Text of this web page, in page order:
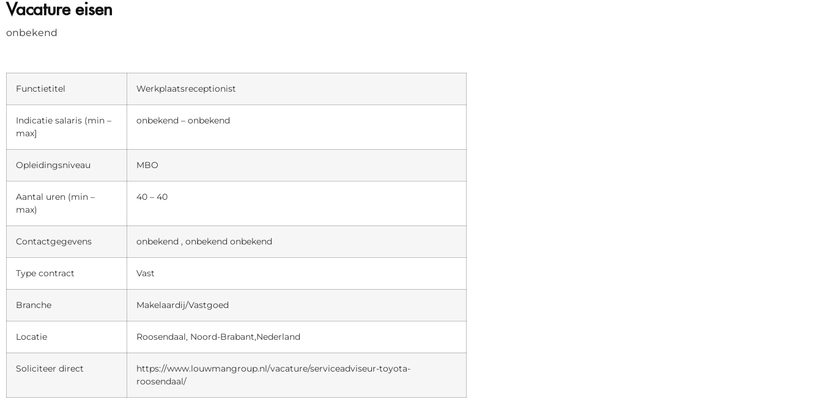
Vacature eisen
onbekend
Functietitel Werkplaatsreceptionist
Indicatie salaris (min –
max]
onbekend – onbekend
Opleidingsniveau MBO
Aantal uren (min –
max)
40 – 40
Contactgegevens onbekend , onbekend onbekend
Type contract Vast
Branche Makelaardij/Vastgoed
Locatie Roosendaal, Noord-Brabant,Nederland
Soliciteer direct
https://www.louwmangroup.nl/vacature/serviceadviseur-toyota-
roosendaal/